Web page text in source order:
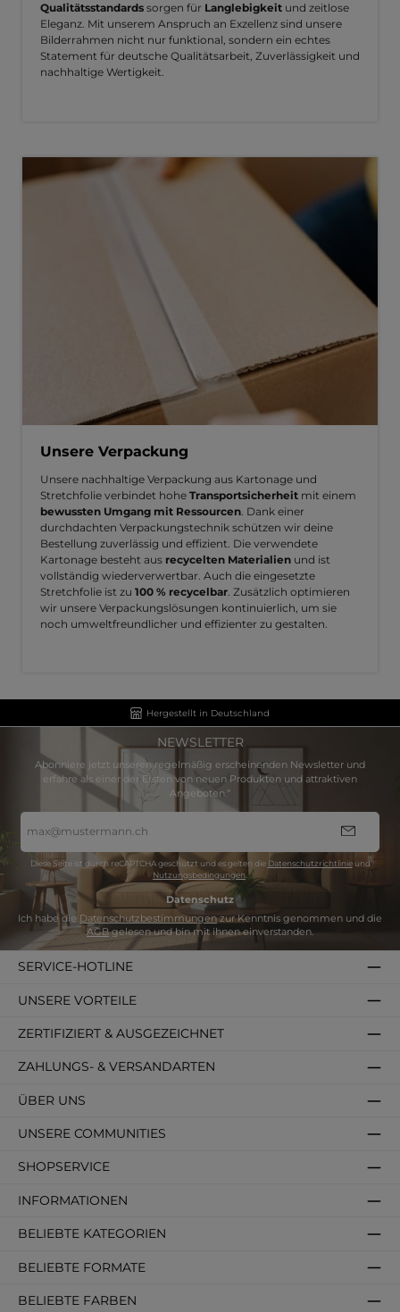
Qualitätsstandards sorgen für Langlebigkeit und zeitlose
Eleganz. Mit unserem Anspruch an Exzellenz sind unsere
Bilderrahmen nicht nur funktional, sondern ein echtes
Statement für deutsche Qualitätsarbeit, Zuverlässigkeit und
nachhaltige Wertigkeit.
Unsere Verpackung
Unsere nachhaltige Verpackung aus Kartonage und
Stretchfolie verbindet hohe Transportsicherheit mit einem
bewussten Umgang mit Ressourcen . Dank einer
durchdachten Verpackungstechnik schützen wir deine
Bestellung zuverlässig und effizient. Die verwendete
Kartonage besteht aus recycelten Materialien und ist
vollständig wiederverwertbar. Auch die eingesetzte
Stretchfolie ist zu 100 % recycelbar . Zusätzlich optimieren
wir unsere Verpackungslösungen kontinuierlich, um sie
noch umweltfreundlicher und effizienter zu gestalten.
Hergestellt in Deutschland
NEWSLETTER
Abonniere jetzt unseren regelmäßig erscheinenden Newsletter und
erfahre als einer der Ersten von neuen Produkten und attraktiven
Angeboten.“
Mail-
Adresse
Diese Seite ist durch reCAPTCHA geschützt und es gelten die Datenschutzrichtlinieund
Nutzungsbedingungen.
Datenschutz
Ich habe die Datenschutzbestimmungenzur Kenntnis genommen und die
AGBgelesen und bin mit ihnen einverstanden.
SERVICE-HOTLINE
SHOPSERVICE
INFORMATIONEN
BELIEBTE KATEGORIEN
BELIEBTE FORMATE
BELIEBTE FARBEN
ZAHLUNGS- & VERSANDARTEN
ÜBER UNS
ZERTIFIZIERT & AUSGEZEICHNET
UNSERE VORTEILE
UNSERE COMMUNITIES